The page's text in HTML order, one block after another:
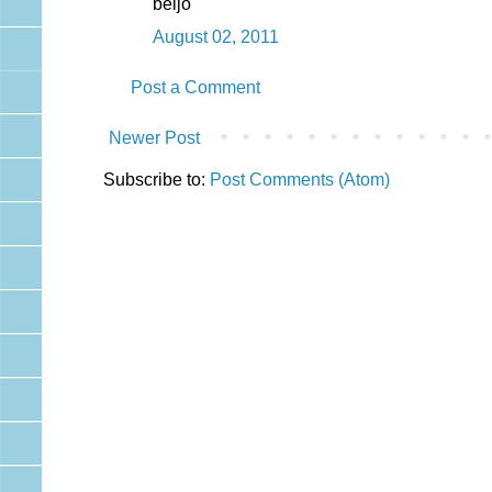
August 02, 2011
Post a Comment
Newer Post
Subscribe to: Post Comments (Atom)